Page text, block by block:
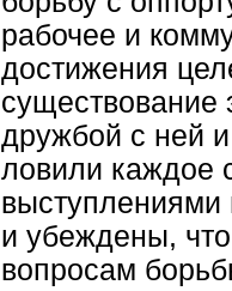
рабочее и
достижения
существование
дружбой с ней
ловили каждое
и убеждены,
вопросам